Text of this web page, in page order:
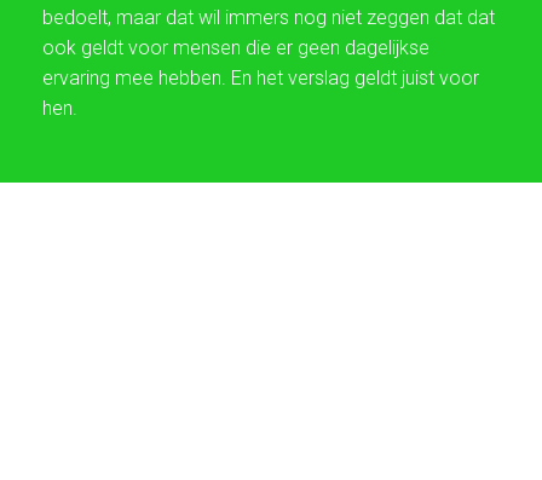
bedoelt, maar dat wil immers nog niet zeggen dat dat
ook geldt voor mensen die er geen dagelijkse
ervaring mee hebben. En het verslag geldt juist voor
hen.